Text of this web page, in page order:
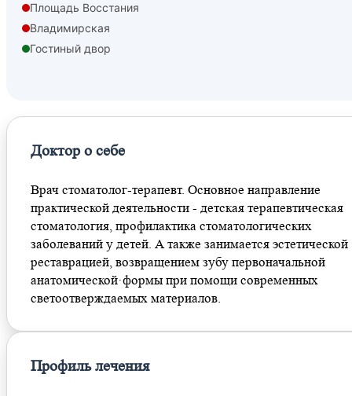
Площадь Восстания
Владимирская
Гостиный двор
Доктор о себе
Врач стоматолог-терапевт. Основное направление
практической деятельности - детская терапевтическая
стоматология, профилактика стоматологических
заболеваний у детей. А также занимается эстетической
реставрацией, возвращением зубу первоначальной
анатомической·формы при помощи современных
светоотверждаемых материалов.
Профиль лечения